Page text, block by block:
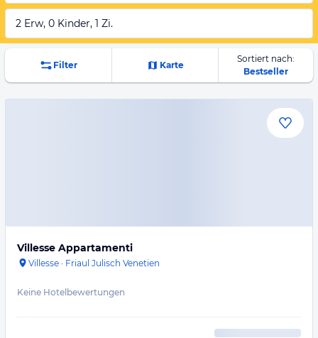
2 Erw, 0 Kinder, 1 Zi.
Filter Karte
Sortiert nach:
Bestseller
Villesse Appartamenti
Villesse · Friaul Julisch Venetien
Keine Hotelbewertungen